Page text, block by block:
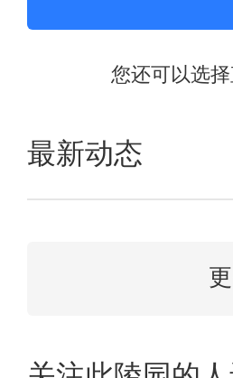
您还可以选
最新动态